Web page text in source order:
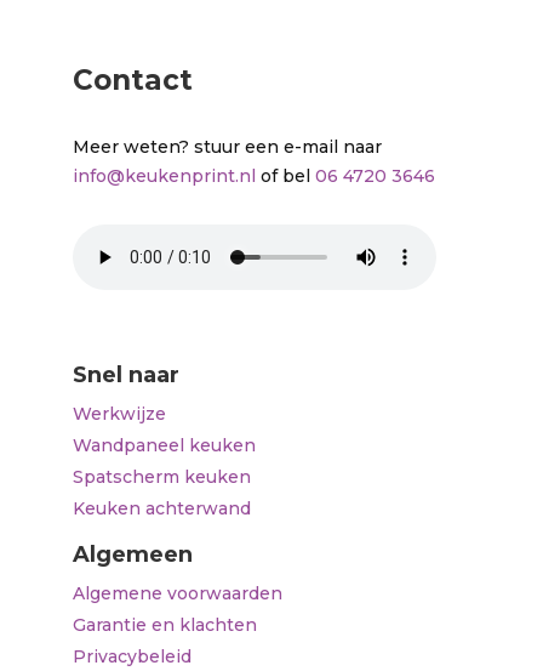
Contact
Meer weten? stuur een e-mail naar
info@keukenprint.nl of bel 06 4720 3646
Snel naar
Werkwijze
Wandpaneel keuken
Spatscherm keuken
Keuken achterwand
Algemeen
Algemene voorwaarden
Garantie en klachten
Privacybeleid